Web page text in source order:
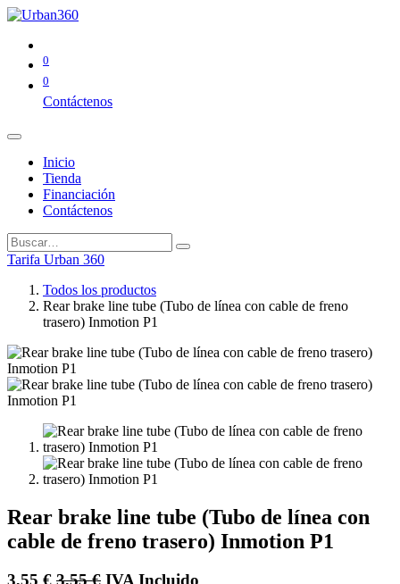
0
0
Contáctenos
Inicio
Tienda
Financiación
Contáctenos
Tarifa Urban 360
Todos los productos
Rear brake line tube (Tubo de línea con cable de freno
trasero) Inmotion P1
Rear brake line tube (Tubo de línea con
cable de freno trasero) Inmotion P1